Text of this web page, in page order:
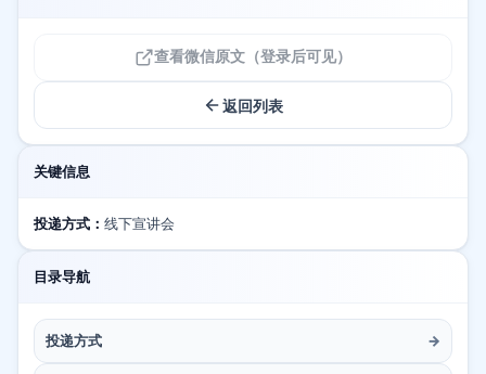
查看微信原文（登录后可见）
返回列表
关键信息
投递方式： 线下宣讲会
目录导航
投递方式 →